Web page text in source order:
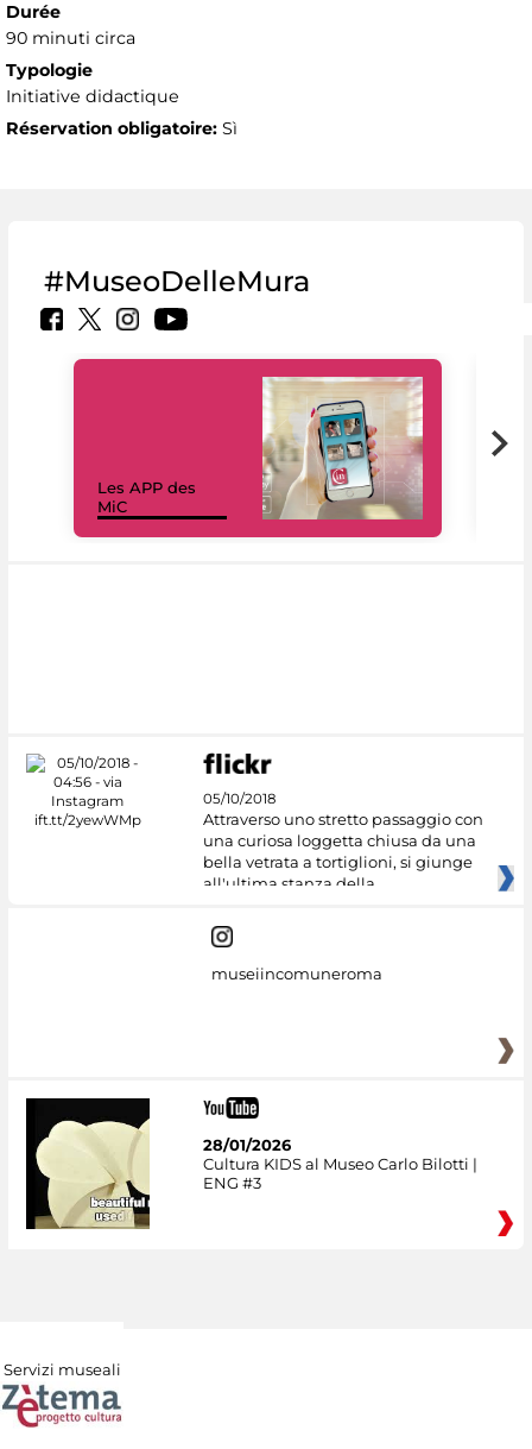
Durée
90 minuti circa
Typologie
Initiative didactique
Réservation obligatoire: Sì
#MuseoDelleMura
Les APP des
MiC
05/10/2018
Attraverso uno stretto passaggio con
una curiosa loggetta chiusa da una
bella vetrata a tortiglioni, si giunge
all'ultima stanza della
museiincomuneroma
28/01/2026
Cultura KIDS al Museo Carlo Bilotti |
ENG #3
Servizi museali